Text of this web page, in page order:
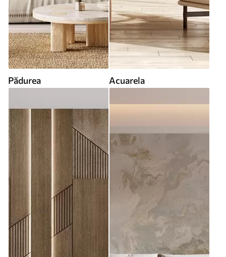
Pădurea Acuarela